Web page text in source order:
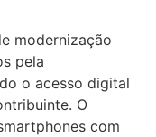
modernização
pela
o acesso digital
O
com